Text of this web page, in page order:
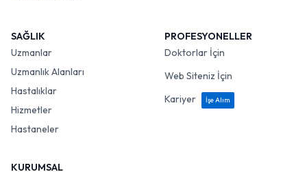
SAĞLIK
Uzmanlar
Uzmanlık Alanları
Hastalıklar
Hizmetler
Hastaneler
PROFESYONELLER
Doktorlar İçin
Web Siteniz İçin
Kariyer
İşe Alım
KURUMSAL